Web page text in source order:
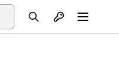
Otvori profil